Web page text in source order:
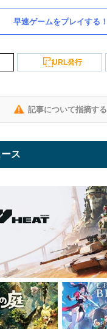
早速ゲームをプレイする！
URL発行
記事について指摘する
ス